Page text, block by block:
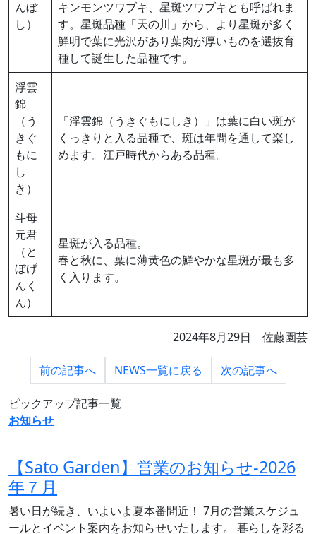
んぼ
し）
キンモンツワブキ、星斑ツワブキとも呼ばれま
す。星斑品種「天の川」から、より星斑が多く
鮮明で葉に光沢があり葉肉が厚いものを選抜育
種して誕生した品種です。
浮雲
錦
（う
きぐ
もに
し
き）
「浮雲錦（うきぐもにしき）」は葉に白い斑が
くっきりと入る品種で、斑は年間を通して楽し
めます。江戸時代からある品種。
斗母
元君
（と
ぼげ
んく
ん）
星斑が入る品種。
春と秋に、葉に薄黄色の鮮やかな星斑が最も多
く入ります。
2024年8月29日 佐藤園芸
前の記事へ NEWS一覧に戻る 次の記事へ
ピックアップ記事一覧
お知らせ
【Sato Garden】営業のお知らせ‐2026
年７月
暑い日が続き、いよいよ夏本番間近！ 7月の営業スケジュ
ールとイベント案内をお知らせいたします。 暮らしを彩る